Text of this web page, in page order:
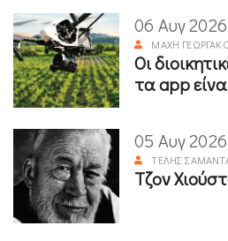
06 Αυγ 2026
ΜΆΧΗ
Οι
τα app
05 Αυγ 2026
ΤΈΛΗΣ
Τζον